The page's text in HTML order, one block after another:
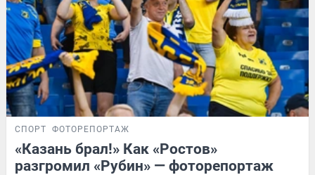
СПОРТ ФОТОРЕПОРТАЖ
«Казань брал!» Как «Ростов»
разгромил «Рубин» — фоторепортаж